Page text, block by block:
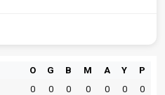
O G B M A Y P
0 0 0 0 0 0 0